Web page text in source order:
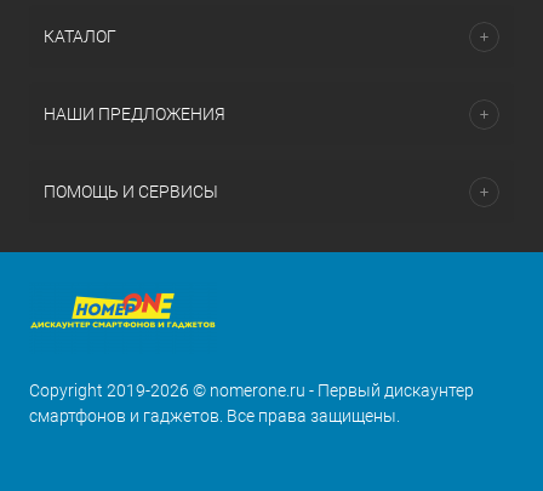
КАТАЛОГ
НАШИ ПРЕДЛОЖЕНИЯ
ПОМОЩЬ И СЕРВИСЫ
Copyright 2019-2026 © nomerone.ru - Первый дискаунтер
смартфонов и гаджетов. Все права защищены.